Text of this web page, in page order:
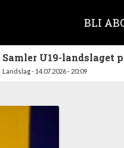
BLI
Samler U19-landslaget
nytt i august
Landslag - 14.07.2026 - 20:09